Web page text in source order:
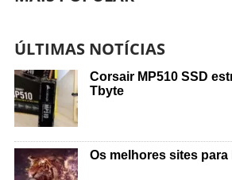
ÚLTIMAS NOTÍCIAS
Corsair MP510 SSD
Tbyte
Os melhores sites